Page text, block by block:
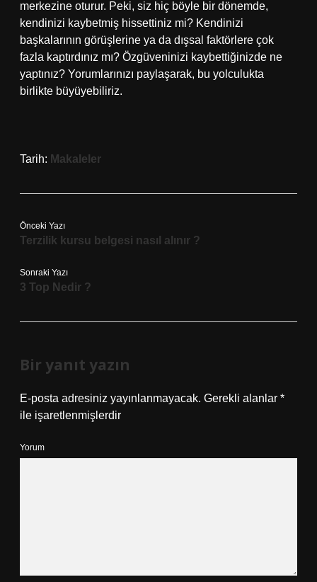
merkezine oturur. Peki, siz hiç böyle bir dönemde,
kendinizi kaybetmiş hissettiniz mi? Kendinizi
başkalarının görüşlerine ya da dışsal faktörlere çok
fazla kaptırdınız mı? Özgüveninizi kaybettiğinizde ne
yaptınız? Yorumlarınızı paylaşarak, bu yolculukta
birlikte büyüyebiliriz.
Tarih: Makaleler
Önceki Yazı
Terzilik kursu belgesi nasıl alınır ?
Sonraki Yazı
3 Top Nedir ?
Bir yanıt yazın
E-posta adresiniz yayınlanmayacak. Gerekli alanlar *
ile işaretlenmişlerdir
Yorum